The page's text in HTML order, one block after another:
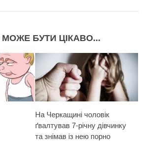
БУТИ ЦІКАВО...
На Черкащині чоловік
ґвалтував 7-річну дівчинку
та знімав із нею порно